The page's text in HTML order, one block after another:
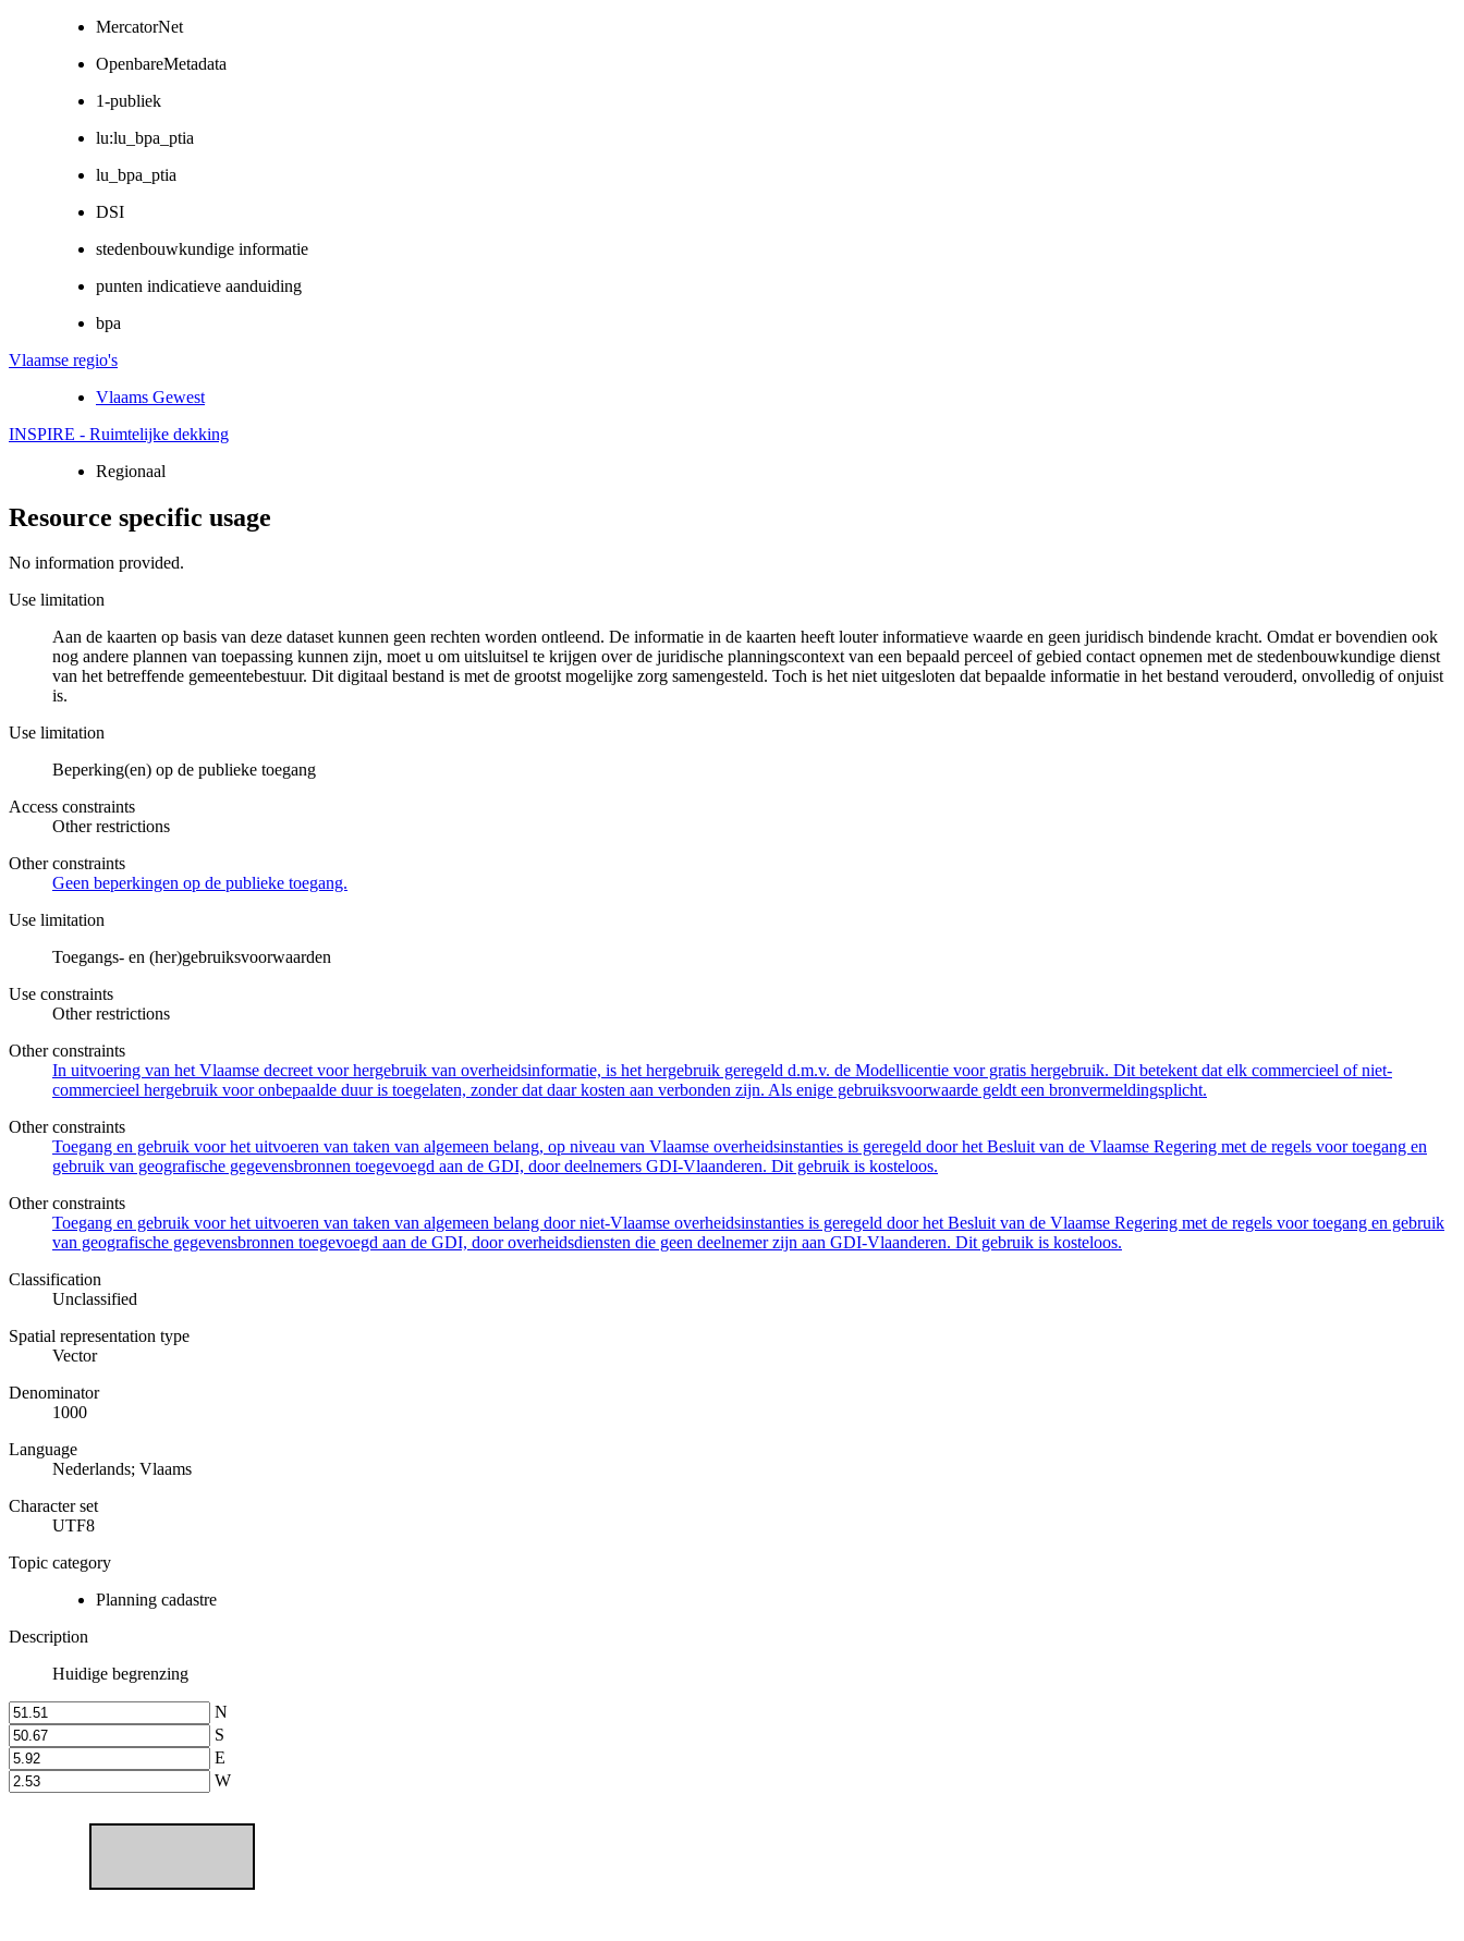
MercatorNet
OpenbareMetadata
1-publiek
lu:lu_bpa_ptia
lu_bpa_ptia
DSI
stedenbouwkundige informatie
punten indicatieve aanduiding
bpa
Vlaamse regio's
Vlaams Gewest
INSPIRE - Ruimtelijke dekking
Regionaal
Resource specific usage
No information provided.
Use limitation
Aan de kaarten op basis van deze dataset kunnen geen rechten worden ontleend. De informatie in de kaarten heeft louter informatieve waarde en geen juridisch bindende kracht. Omdat er bovendien ook
nog andere plannen van toepassing kunnen zijn, moet u om uitsluitsel te krijgen over de juridische planningscontext van een bepaald perceel of gebied contact opnemen met de stedenbouwkundige dienst
van het betreffende gemeentebestuur. Dit digitaal bestand is met de grootst mogelijke zorg samengesteld. Toch is het niet uitgesloten dat bepaalde informatie in het bestand verouderd, onvolledig of onjuist
is.
Use limitation
Beperking(en) op de publieke toegang
Access constraints
Other restrictions
Other constraints
Geen beperkingen op de publieke toegang.
Use limitation
Toegangs- en (her)gebruiksvoorwaarden
Use constraints
Other restrictions
Other constraints
In uitvoering van het Vlaamse decreet voor hergebruik van overheidsinformatie, is het hergebruik geregeld d.m.v. de Modellicentie voor gratis hergebruik. Dit betekent dat elk commercieel of niet-
commercieel hergebruik voor onbepaalde duur is toegelaten, zonder dat daar kosten aan verbonden zijn. Als enige gebruiksvoorwaarde geldt een bronvermeldingsplicht.
Other constraints
Toegang en gebruik voor het uitvoeren van taken van algemeen belang, op niveau van Vlaamse overheidsinstanties is geregeld door het Besluit van de Vlaamse Regering met de regels voor toegang en
gebruik van geografische gegevensbronnen toegevoegd aan de GDI, door deelnemers GDI-Vlaanderen. Dit gebruik is kosteloos.
Other constraints
Toegang en gebruik voor het uitvoeren van taken van algemeen belang door niet-Vlaamse overheidsinstanties is geregeld door het Besluit van de Vlaamse Regering met de regels voor toegang en gebruik
van geografische gegevensbronnen toegevoegd aan de GDI, door overheidsdiensten die geen deelnemer zijn aan GDI-Vlaanderen. Dit gebruik is kosteloos.
Classification
Unclassified
Spatial representation type
Vector
Denominator
1000
Language
Nederlands; Vlaams
Character set
UTF8
Topic category
Planning cadastre
Description
Huidige begrenzing
N
S
E
W